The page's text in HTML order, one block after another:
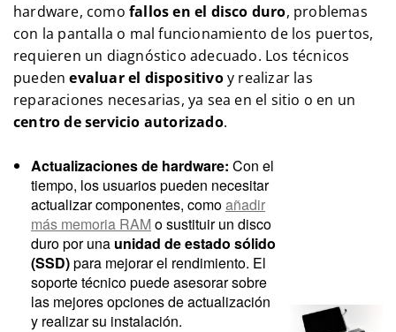
hardware, como fallos en el disco duro, problemas
con la pantalla o mal funcionamiento de los puertos,
requieren un diagnóstico adecuado. Los técnicos
puedenevaluar el dispositivoy realizar las
reparaciones necesarias, ya sea en el sitio o en un
centro de servicio autorizado.
Actualizaciones de hardware: Con el
tiempo, los usuarios pueden necesitar
actualizar componentes, comoañadir
más memoria RAMo sustituir un disco
duro por una unidad de estado sólido
(SSD)para mejorar el rendimiento. El
soporte técnico puede asesorar sobre
las mejores opciones de actualización
y realizar su instalación.